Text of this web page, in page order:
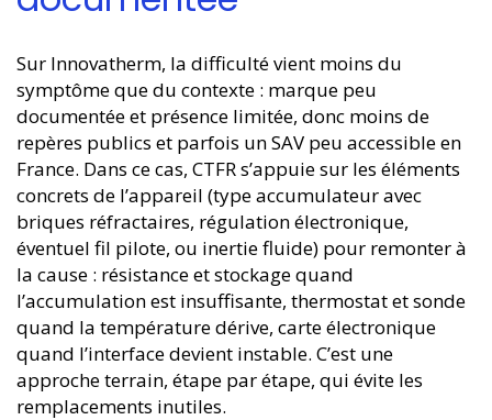
Sur Innovatherm, la difficulté vient moins du
symptôme que du contexte : marque peu
documentée et présence limitée, donc moins de
repères publics et parfois un SAV peu accessible en
France. Dans ce cas, CTFR s’appuie sur les éléments
concrets de l’appareil (type accumulateur avec
briques réfractaires, régulation électronique,
éventuel fil pilote, ou inertie fluide) pour remonter à
la cause : résistance et stockage quand
l’accumulation est insuffisante, thermostat et sonde
quand la température dérive, carte électronique
quand l’interface devient instable. C’est une
approche terrain, étape par étape, qui évite les
remplacements inutiles.